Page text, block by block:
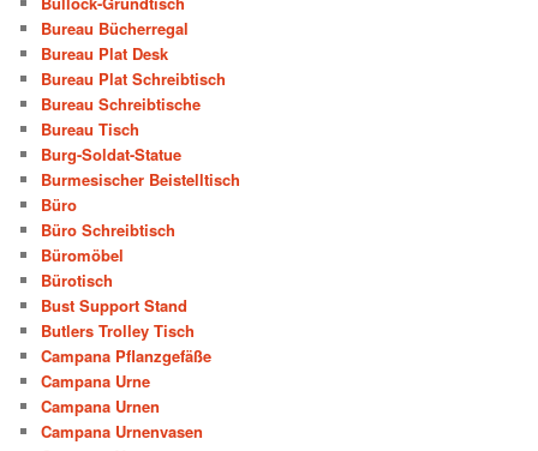
Bureau Bücherregal
Bureau Plat Desk
Bureau Plat Schreibtisch
Bureau Schreibtische
Bureau Tisch
Burg-Soldat-Statue
Burmesischer Beistelltisch
Büro
Büro Schreibtisch
Büromöbel
Bürotisch
Bust Support Stand
Butlers Trolley Tisch
Campana Pflanzgefäße
Campana Urne
Campana Urnen
Campana Urnenvasen